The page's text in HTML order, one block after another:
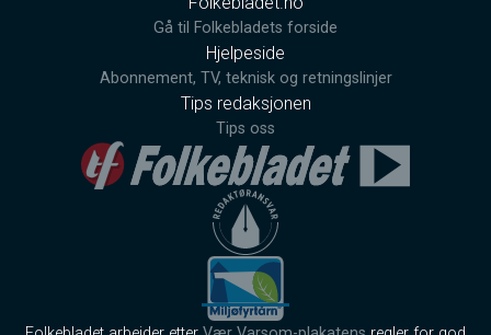
Gå til Folkebladets forside
Hjelpeside
Abonnement, TV, teknisk og retningslinjer
Tips redaksjonen
Tips oss